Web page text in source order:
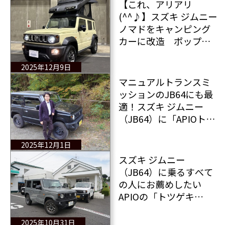
2025年12月9日
【これ、アリアリ
(^^♪】スズキ ジムニー
ノマドをキャンピング
カーに改造 ポップア
ド ポップ」登場！
2025年12月1日
マニュアルトランスミ
ッションのJB64にも最
適！スズキ ジムニー
（JB64）に「APIOトツ
2025年10月31日
スズキ ジムニー
（JB64）に乗るすべて
の人にお薦めしたい
APIOの「トツゲキ